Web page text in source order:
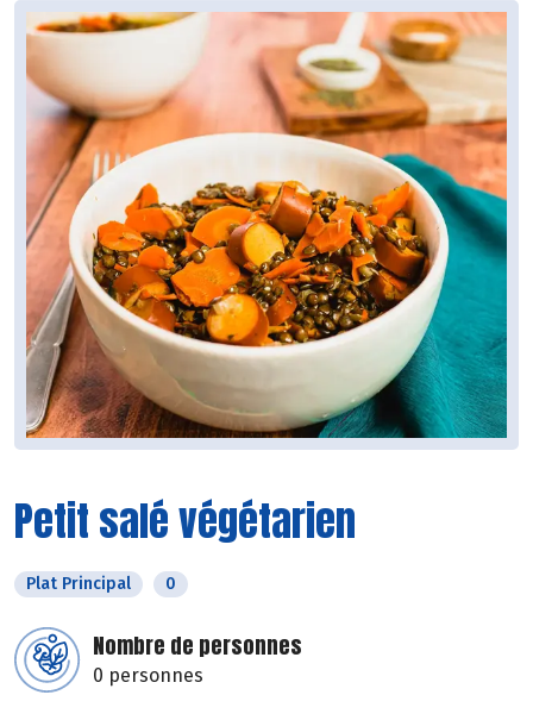
Petit salé végétarien
Plat Principal 0
Nombre de personnes
0 personnes